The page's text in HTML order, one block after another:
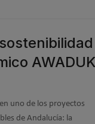
uno de los proyectos
de Andalucía: la